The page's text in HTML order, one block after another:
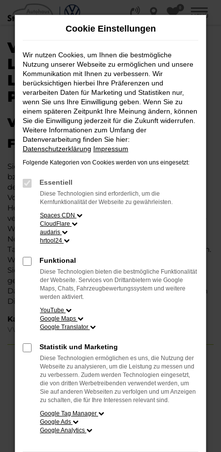
Zum
Hauptinhalt
0
MENÜ
VW ID.5 KAUFEN,
LEASEN, FINANZIEREN |
LIEFERSERVICE NACH
PADERBORN
VW ID.5 – IHR PERFEKTES
FAHRZEUG FÜR PADERBORN
Sie möchten in Paderborn und Umgebung mobil sein
bzw. mobil bleiben. Unser Vorschlag ist ein VW ID.5,
denn dieses Fahrzeug vereint eine ganze Reihe an
Vorzügen. Da ist zunächst einmal die Tradition des
Herstellers. Ein VW ID.5 für Paderborn ist perfekt
verarbeitet und auf Langlebigkeit ausgelegt. Auf diese
Weise können Sie unbedenklich sowohl einen
Neuwagen als auch einen Gebrauchten, sowohl eine
Tageszulassung als auch einen Jahreswagen erwerben.
Wenn Sie sich für Steinböhmer entscheiden, erhalten
Sie einen erheblichen Nachlass bzw. Rabatt und
genießen zudem einen außergewöhnlichen Service.
Das beginnt bei der Beratung und setzt sich mit vielen
Dienstleistungen unserer Meisterwerkstatt fort.
Kategorie
VW ID.5 Neuwagen Paderborn
FEHLER: NETWORK ERROR
Beim Laden ist ein Fehler aufgetreten.
Hier sind ein paar Tipps, die dir helfen können:
Überprüfe deine Firewall und deine
Internetverbindung.
Cookie Einstellungen
Wir nutzen Cookies, um Ihnen die bestmögliche
Nutzung unserer Webseite zu ermöglichen und unsere
Kommunikation mit Ihnen zu verbessern. Wir
berücksichtigen hierbei Ihre Präferenzen und
verarbeiten Daten für Marketing und Statistiken nur,
wenn Sie uns Ihre Einwilligung geben. Wenn Sie zu
einem späteren Zeitpunkt Ihre Meinung ändern, können
Sie die Einwilligung jederzeit für die Zukunft widerrufen.
Weitere Informationen zum Umfang der
Datenverarbeitung finden Sie hier:
Datenschutzerklärung Impressum
Folgende Kategorien von Cookies werden von uns eingesetzt:
Essentiell
Diese Technologien sind erforderlich, um die
Kernfunktionalität der Webseite zu gewährleisten.
Spaces CDN
CloudFlare
audaris
hrtool24
Funktional
Diese Technologien bieten die bestmögliche Funktionalität
der Webseite. Services von Drittanbietern wie Google
Maps, Chats, Fahrzeugbewertungssystem und weitere
werden aktiviert.
YouTube
Google Maps
Google Translator
Statistik und Marketing
Diese Technologien ermöglichen es uns, die Nutzung der
Webseite zu analysieren, um die Leistung zu messen und
zu verbessern. Zudem werden Technologien eingesetzt,
die von dritten Werbetreibenden verwendet werden, um
Sie auf anderen Webseiten zu verfolgen und um Anzeigen
zu schalten, die für Ihre Interessen relevant sind.
Google Tag Manager
Google Ads
Google Analytics